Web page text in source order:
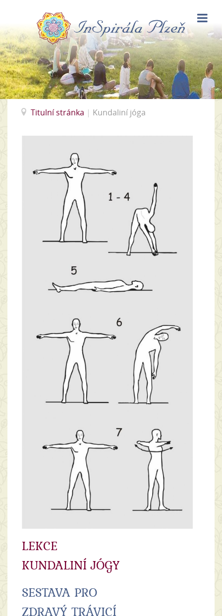
Titulní stránka | Kundaliní jóga
LEKCE
KUNDALINÍ JÓGY
SESTAVA PRO
ZDRAVÝ TRÁVICÍ